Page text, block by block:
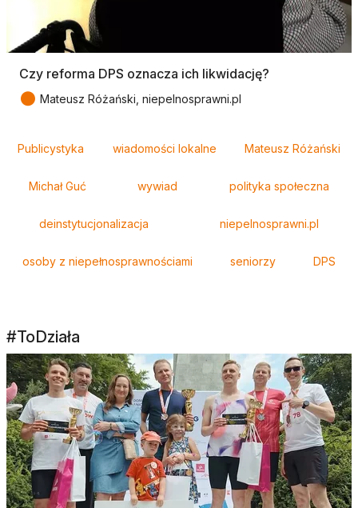
Czy reforma DPS oznacza ich likwidację?
● Mateusz Różański, niepelnosprawni.pl
Publicystyka wiadomości lokalne Mateusz Różański
Michał Guć wywiad polityka społeczna
deinstytucjonalizacja niepelnosprawni.pl
osoby z niepełnosprawnościami seniorzy DPS
#ToDziała